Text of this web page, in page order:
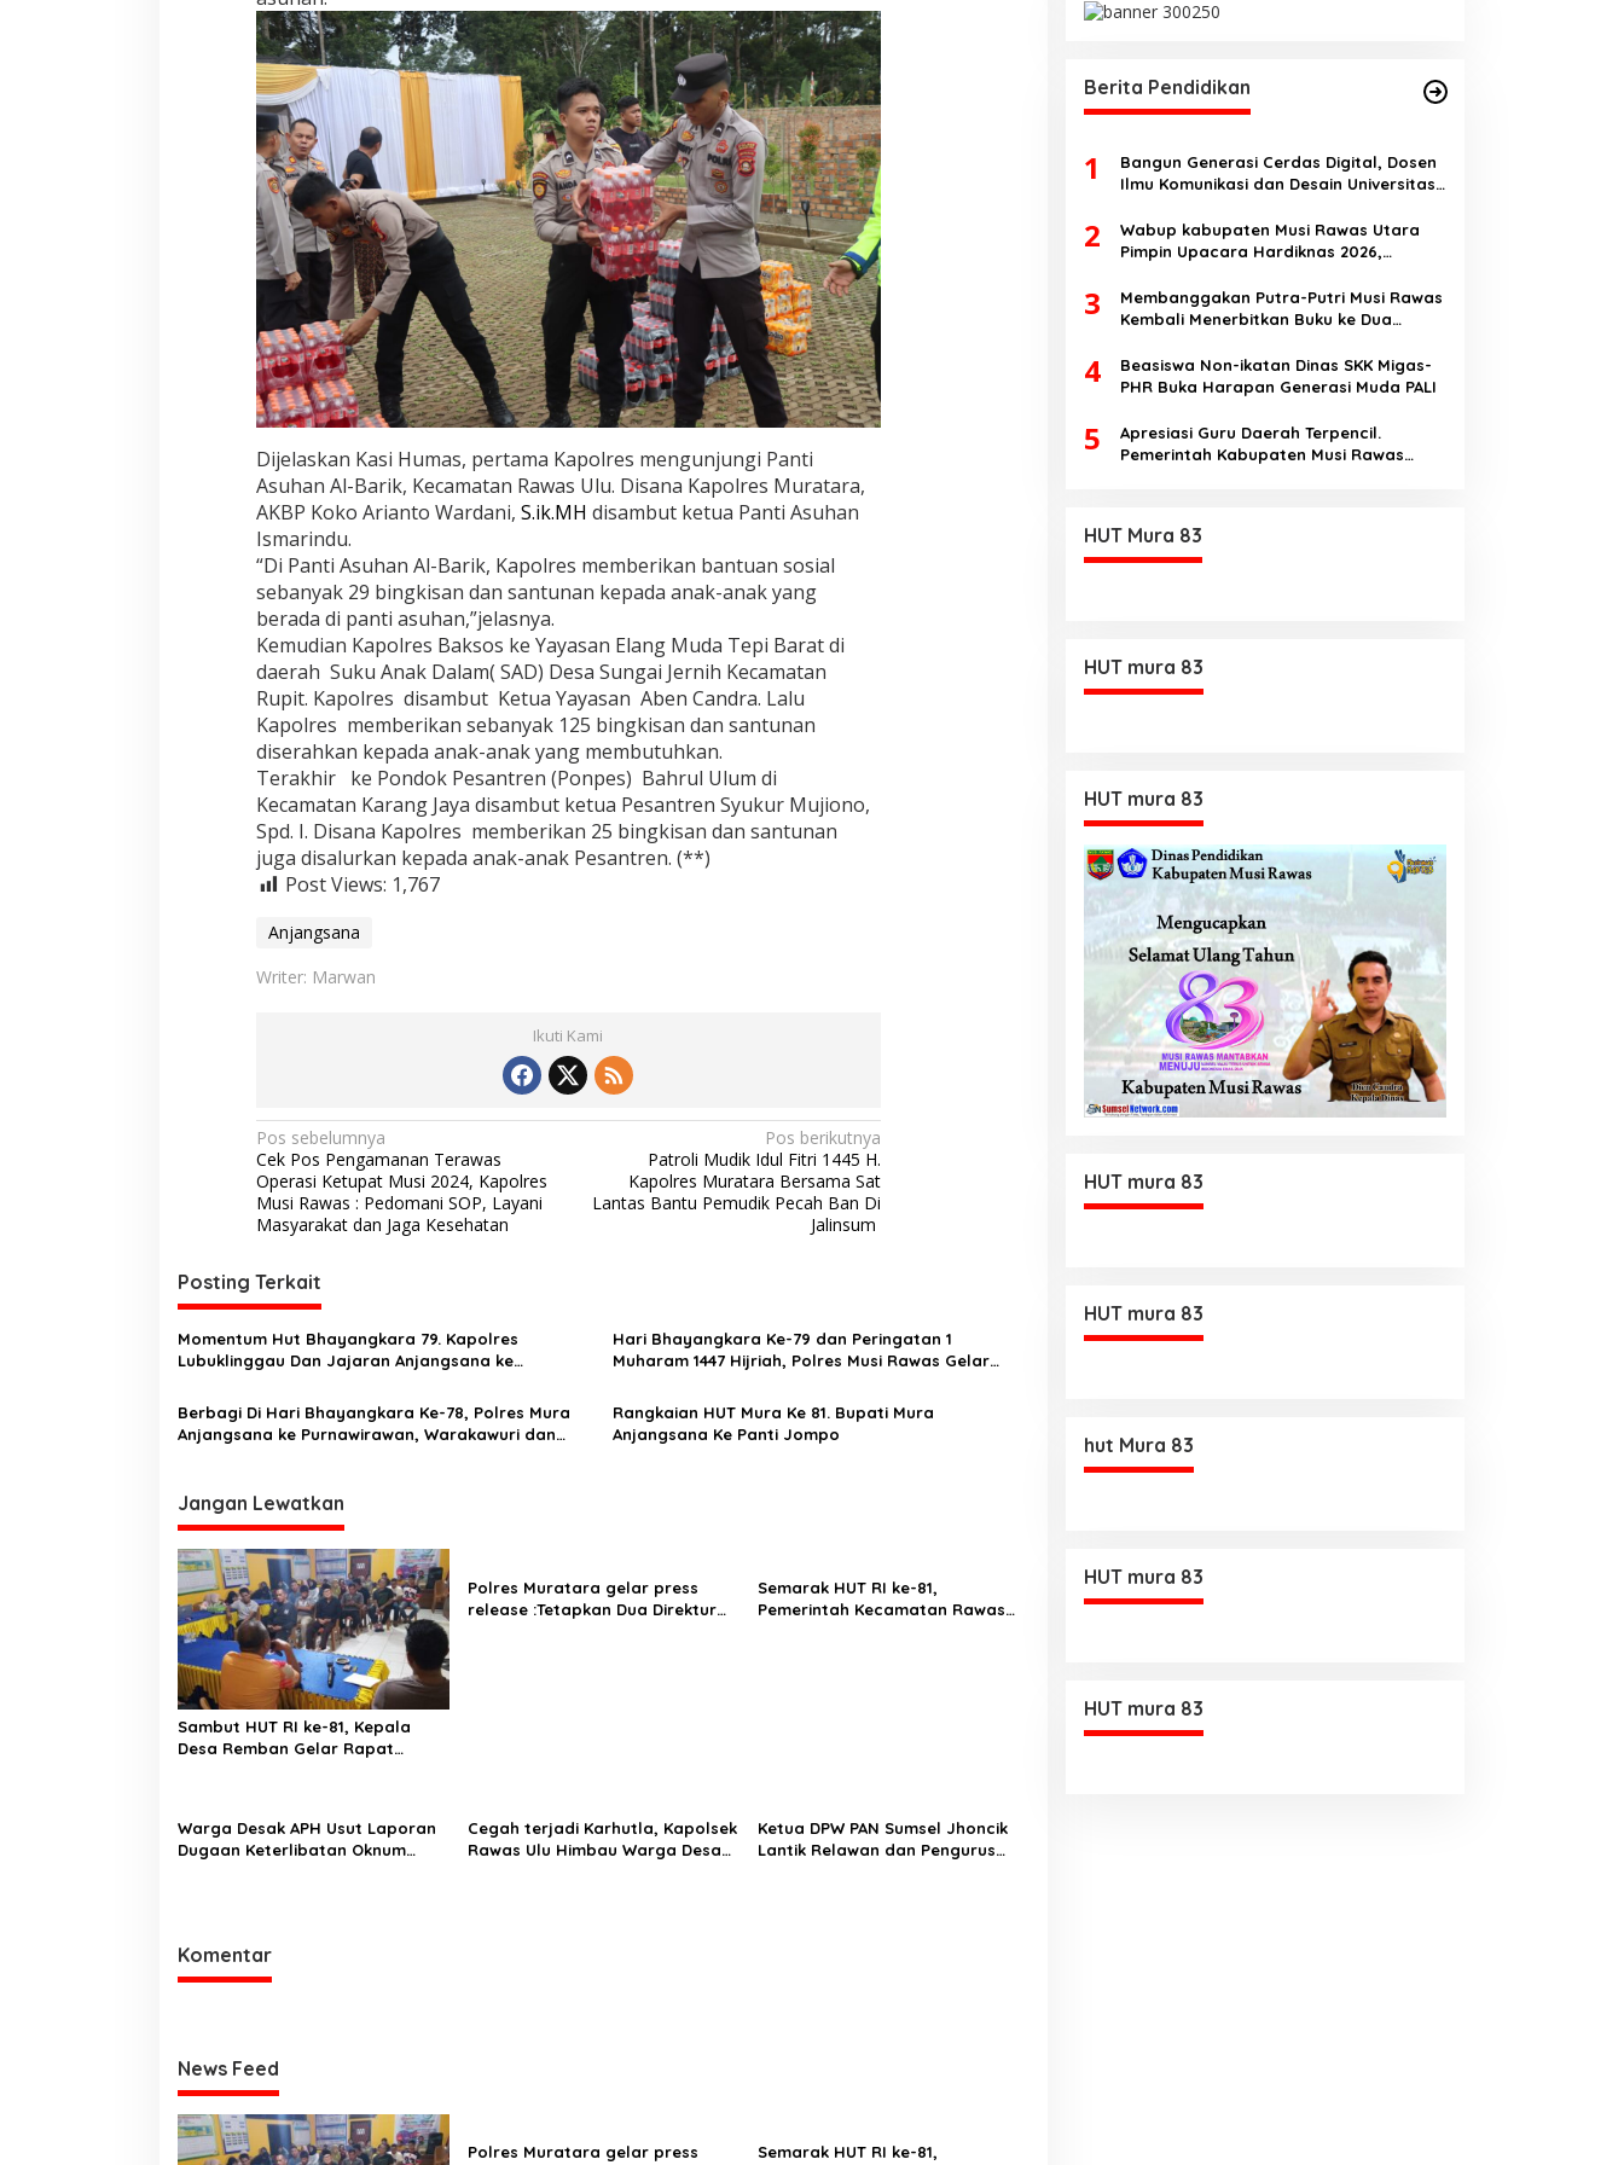
Dijelaskan Kasi Humas, pertama Kapolres mengunjungi Panti
Asuhan Al-Barik, Kecamatan Rawas Ulu. Disana Kapolres Muratara,
AKBP Koko Arianto Wardani, S.ik.MH disambut ketua Panti Asuhan
Ismarindu.
“Di Panti Asuhan Al-Barik, Kapolres memberikan bantuan sosial
sebanyak 29 bingkisan dan santunan kepada anak-anak yang
berada di panti asuhan,”jelasnya.
Kemudian Kapolres Baksos ke Yayasan Elang Muda Tepi Barat di
daerah Suku Anak Dalam( SAD) Desa Sungai Jernih Kecamatan
Rupit. Kapolres disambut Ketua Yayasan Aben Candra. Lalu
Kapolres memberikan sebanyak 125 bingkisan dan santunan
diserahkan kepada anak-anak yang membutuhkan.
Terakhir ke Pondok Pesantren (Ponpes) Bahrul Ulum di
Kecamatan Karang Jaya disambut ketua Pesantren Syukur Mujiono,
Spd. I. Disana Kapolres memberikan 25 bingkisan dan santunan
juga disalurkan kepada anak-anak Pesantren. (**)
Post Views: 1,767
Anjangsana
Writer: Marwan
Ikuti Kami
N
a
v
i
g
a
s
i
p
o
Pos sebelumnya
Cek Pos Pengamanan Terawas
Operasi Ketupat Musi 2024, Kapolres
Musi Rawas : Pedomani SOP, Layani
Masyarakat dan Jaga Kesehatan
Pos berikutnya
Patroli Mudik Idul Fitri 1445 H.
Kapolres Muratara Bersama Sat
Lantas Bantu Pemudik Pecah Ban Di
Jalinsum
Posting Terkait
Momentum Hut Bhayangkara 79. Kapolres
Lubuklinggau Dan Jajaran Anjangsana ke
Hari Bhayangkara Ke-79 dan Peringatan 1
Muharam 1447 Hijriah, Polres Musi Rawas Gelar
Berbagi Di Hari Bhayangkara Ke-78, Polres Mura
Anjangsana ke Purnawirawan, Warakawuri dan
Rangkaian HUT Mura Ke 81. Bupati Mura
Anjangsana Ke Panti Jompo
Jangan Lewatkan
Sambut HUT RI ke-81, Kepala
Desa Remban Gelar Rapat
Polres Muratara gelar press
release :Tetapkan Dua Direktur
Semarak HUT RI ke-81,
Pemerintah Kecamatan Rawas
Warga Desak APH Usut Laporan
Dugaan Keterlibatan Oknum
Cegah terjadi Karhutla, Kapolsek
Rawas Ulu Himbau Warga Desa
Ketua DPW PAN Sumsel Jhoncik
Lantik Relawan dan Pengurus
Komentar
News Feed
Polres Muratara gelar press
Semarak HUT RI ke-81,
Berita Pendidikan
1
Bangun Generasi Cerdas Digital, Dosen
Ilmu Komunikasi dan Desain Universitas
Disinformasi AI dan Hate Speech di SMK
Ikhlas Jawilan
2
Wabup kabupaten Musi Rawas Utara
Pimpin Upacara Hardiknas 2026,
berakhlak
3
Membanggakan Putra-Putri Musi Rawas
Kembali Menerbitkan Buku ke Dua
4
Beasiswa Non-ikatan Dinas SKK Migas-
PHR Buka Harapan Generasi Muda PALI
5
Apresiasi Guru Daerah Terpencil.
Pemerintah Kabupaten Musi Rawas
HUT Mura 83
HUT mura 83
HUT mura 83
HUT mura 83
HUT mura 83
hut Mura 83
HUT mura 83
HUT mura 83